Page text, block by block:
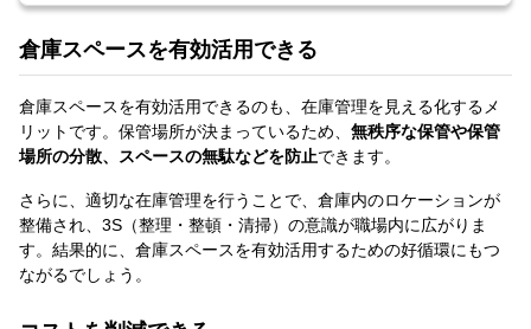
倉庫スペースを有効活用できる
倉庫スペースを有効活用できるのも、在庫管理を見える化するメ
リットです。保管場所が決まっているため、 無秩序な保管や保管
場所の分散、スペースの無駄などを防止できます。
さらに、適切な在庫管理を行うことで、倉庫内のロケーションが
整備され、3S（整理・整頓・清掃）の意識が職場内に広がりま
す。結果的に、倉庫スペースを有効活用するための好循環にもつ
ながるでしょう。